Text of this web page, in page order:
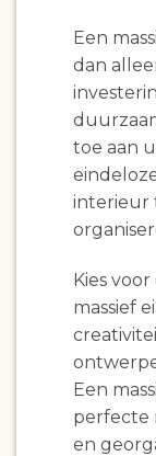
Een
dan
toe aan
interieur
Kies
massief
Een
perfecte
en